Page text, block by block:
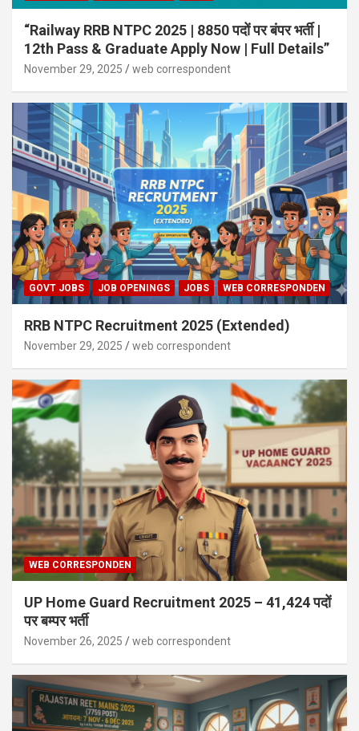
“Railway RRB NTPC 2025 | 8850 पदों पर बंपर भर्ती |
12th Pass & Graduate Apply Now | Full Details”
November 29, 2025 web correspondent
GOVT JOBS JOB OPENINGS JOBS WEB CORRESPONDEN
RRB NTPC Recruitment 2025 (Extended)
November 29, 2025 web correspondent
WEB CORRESPONDEN
UP Home Guard Recruitment 2025 – 41,424 पदों
पर बम्पर भर्ती
November 26, 2025 web correspondent